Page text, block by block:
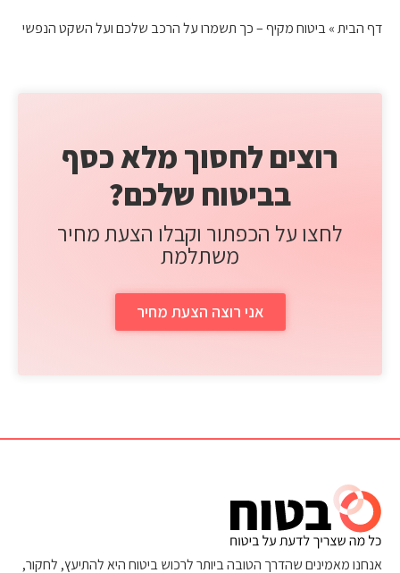
דף הבית»ביטוח מקיף – כך תשמרו על הרכב שלכם ועל השקט הנפשי
רוצים לחסוך מלא כסף
בביטוח שלכם?
לחצו על הכפתור וקבלו הצעת מחיר
משתלמת
אני רוצה הצעת מחיר
אנחנו מאמינים שהדרך הטובה ביותר לרכוש ביטוח היא להתיעץ, לחקור,